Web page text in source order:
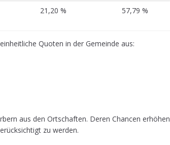
21,20 % 57,79 %
Quo­ten in der Gemeinde aus:
aus den Ort­schaf­ten. Deren Chan­cen erhö­hen
zu werden.